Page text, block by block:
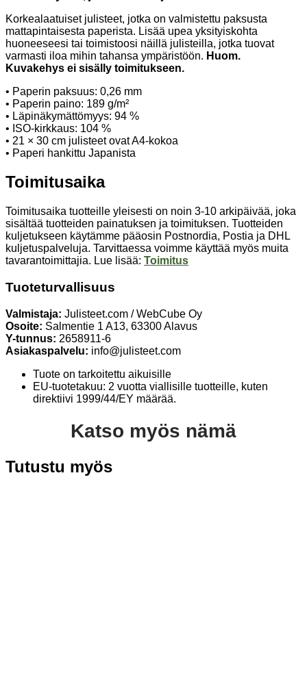
Korkealaatuiset julisteet, jotka on valmistettu paksusta
mattapintaisesta paperista. Lisää upea yksityiskohta
huoneeseesi tai toimistoosi näillä julisteilla, jotka tuovat
varmasti iloa mihin tahansa ympäristöön. Huom.
Kuvakehys ei sisälly toimitukseen.
• Paperin paksuus: 0,26 mm
• Paperin paino: 189 g/m²
• Läpinäkymättömyys: 94 %
• ISO-kirkkaus: 104 %
• 21 × 30 cm julisteet ovat A4-kokoa
• Paperi hankittu Japanista
Toimitusaika
Toimitusaika tuotteille yleisesti on noin 3-10 arkipäivää, joka
sisältää tuotteiden painatuksen ja toimituksen. Tuotteiden
kuljetukseen käytämme pääosin Postnordia, Postia ja DHL
kuljetuspalveluja. Tarvittaessa voimme käyttää myös muita
tavarantoimittajia. Lue lisää: Toimitus
Tuoteturvallisuus
Valmistaja: Julisteet.com / WebCube Oy
Osoite: Salmentie 1 A13, 63300 Alavus
Y-tunnus: 2658911-6
Asiakaspalvelu: info@julisteet.com
Tuote on tarkoitettu aikuisille
EU-tuotetakuu: 2 vuotta viallisille tuotteille, kuten
direktiivi 1999/44/EY määrää.
Katso myös nämä
Tutustu myös